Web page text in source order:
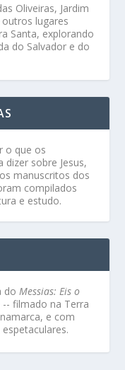
Oliveiras, Jardim
lugares
Santa, explorando
do Salvador e do
o que os
sobre Jesus,
manuscritos dos
compilados
e estudo.
doMessias: Eis o
-- filmado na Terra
e com